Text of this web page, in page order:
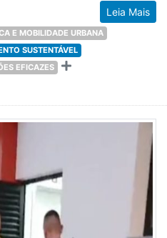
Leia Mais
E MOBILIDADE URBANA
SUSTENTÁVEL
EFICAZES